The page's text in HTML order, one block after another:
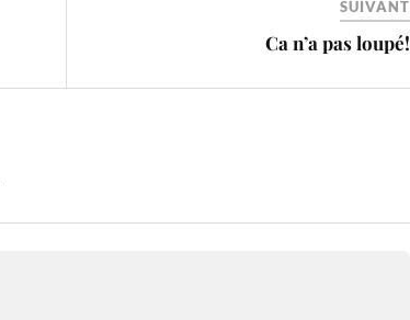
SUIVANT
Ca n’a pas loupé!